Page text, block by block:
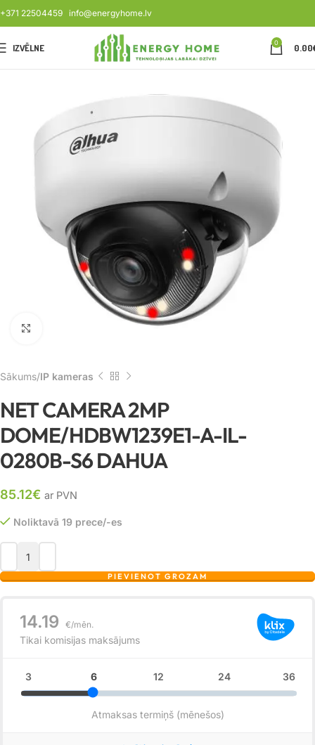
+371 22504459 info@energyhome.lv
IZVĒLNE 0 0.00
Noklikšķiniet, lai palielinātu
Sākums IP kameras
NET CAMERA 2MP
DOME/HDBW1239E1-A-IL-
0280B-S6 DAHUA
85.12€ ar PVN
Noliktavā 19 prece/-es
PIEVIENOT GROZAM